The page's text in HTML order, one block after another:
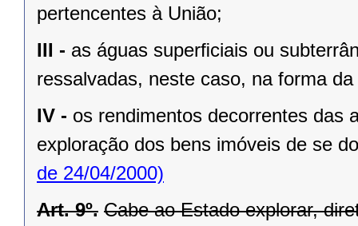
pertencentes à União;
III - as águas superﬁciais ou
ressalvadas, neste caso, na forma
IV - os rendimentos decorrentes das
exploração dos bens imóveis de se
de 24/04/2000)
Art. 9º. Cabe ao Estado explorar,